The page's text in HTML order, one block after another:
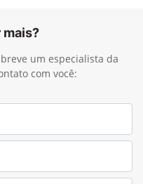
mais?
um especialista da
com você: